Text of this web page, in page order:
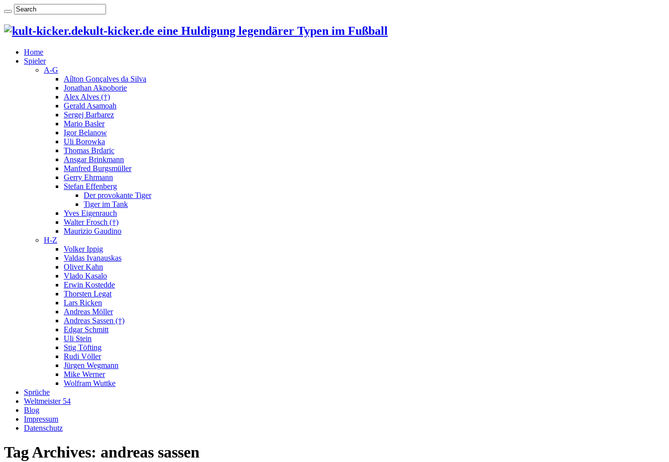
kult-kicker.de eine Huldigung legendärer Typen im Fußball
Home
Spieler
A-G
Aílton Gonçalves da Silva
Jonathan Akpoborie
Alex Alves (†)
Gerald Asamoah
Sergej Barbarez
Mario Basler
Igor Belanow
Uli Borowka
Thomas Brdaric
Ansgar Brinkmann
Manfred Burgsmüller
Gerry Ehrmann
Stefan Effenberg
Der provokante Tiger
Tiger im Tank
Yves Eigenrauch
Walter Frosch (†)
Maurizio Gaudino
H-Z
Volker Ippig
Valdas Ivanauskas
Oliver Kahn
Vlado Kasalo
Erwin Kostedde
Thorsten Legat
Lars Ricken
Andreas Möller
Andreas Sassen (†)
Edgar Schmitt
Uli Stein
Stig Töfting
Rudi Völler
Jürgen Wegmann
Mike Werner
Wolfram Wuttke
Sprüche
Weltmeister 54
Blog
Impressum
Datenschutz
Tag Archives: andreas sassen